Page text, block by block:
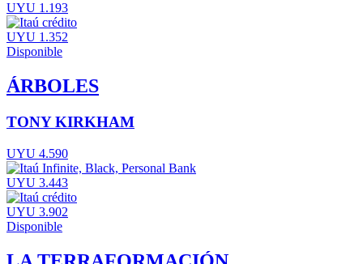
UYU 1.193
UYU 1.352
Disponible
ÁRBOLES
TONY KIRKHAM
UYU 4.590
UYU 3.443
UYU 3.902
Disponible